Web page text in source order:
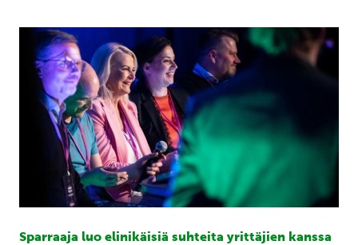
Sparraaja luo elinikäisiä suhteita yrittäjien kanssa